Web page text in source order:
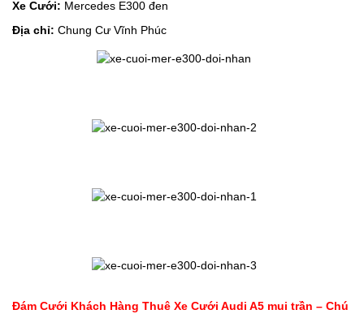
Xe Cưới: Mercedes E300 đen
Địa chỉ: Chung Cư Vĩnh Phúc
Đám Cưới Khách Hàng Thuê Xe Cưới Audi A5 mui trần – Chú